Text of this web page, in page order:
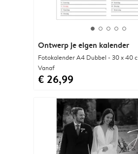
Ontwerp je eigen kalender
Fotokalender A4 Dubbel - 30 x 40
Vanaf
€ 26,99